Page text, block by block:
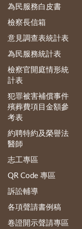
為民服務白皮書
檢察長信箱
意見調查表統計表
為民服務統計表
檢察官開庭情形統
計表
犯罪被害補償事件
殯葬費項目金額參
考表
約聘特約及榮譽法
醫師
志工專區
QR Code 專區
訴訟輔導
各項聲請書例稿
卷證開示聲請專區